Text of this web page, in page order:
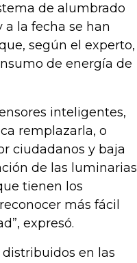
de alumbrado
la fecha se han
según el experto,
de energía de
inteligentes,
remplazarla, o
ciudadanos y baja
de las luminarias
tienen los
más fácil
expresó.
distribuidos en las